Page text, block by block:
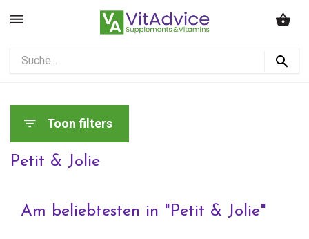
Toon filters
Petit & Jolie
Am beliebtesten in "Petit & Jolie"